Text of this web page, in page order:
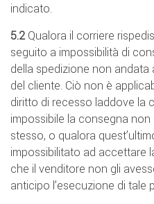
indicato.
5.2 Qualora il corriere
seguito a impossibilità di
della spedizione non
del cliente. Ciò non è
diritto di recesso laddove la
impossibile la consegna
stesso, o qualora
impossibilitato ad accettare
che il venditore non gli
anticipo l’esecuzione di tale